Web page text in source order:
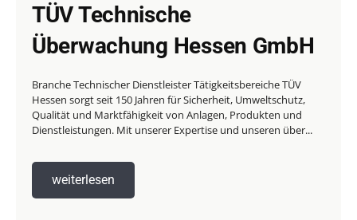
TÜV Technische
Überwachung Hessen GmbH
Branche Technischer Dienstleister Tätigkeitsbereiche TÜV
Hessen sorgt seit 150 Jahren für Sicherheit, Umweltschutz,
Qualität und Marktfähigkeit von Anlagen, Produkten und
Dienstleistungen. Mit unserer Expertise und unseren über...
weiterlesen